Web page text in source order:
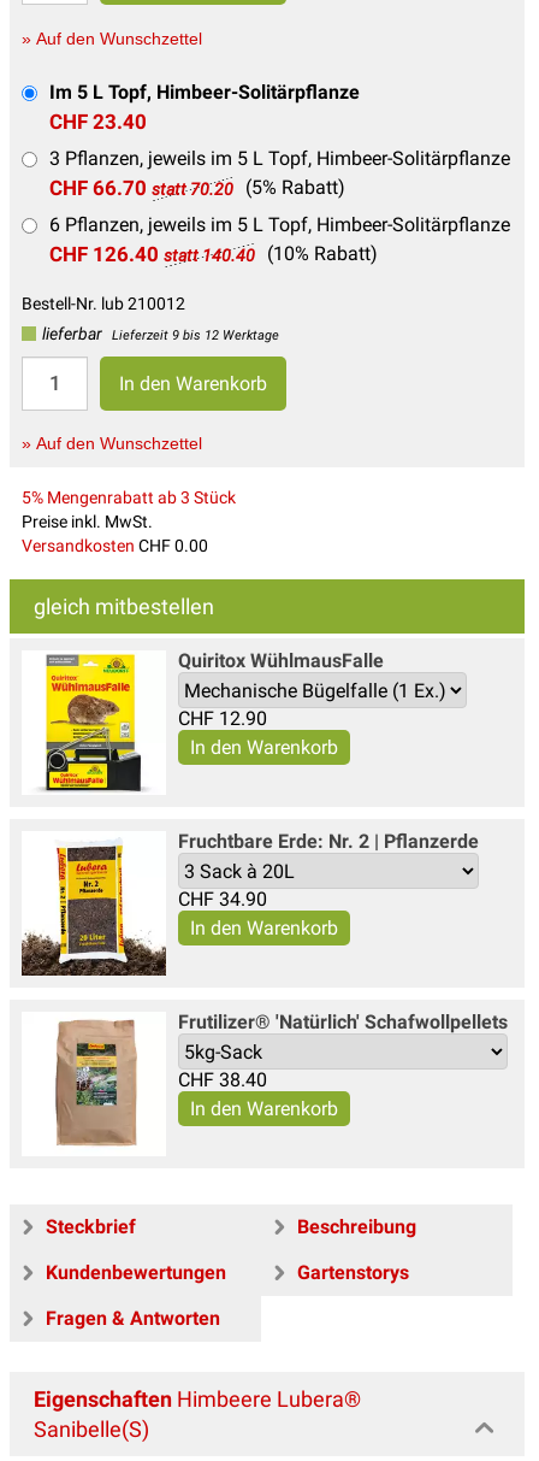
» Auf den Wunschzettel
Im 5 L Topf, Himbeer-Solitärpflanze
CHF 23.40
3 Pflanzen, jeweils im 5 L Topf, Himbeer-Solitärpflanze
CHF 66.70 statt 70.20
(5% Rabatt)
6 Pflanzen, jeweils im 5 L Topf, Himbeer-Solitärpflanze
CHF 126.40 statt 140.40 (10% Rabatt)
Bestell-Nr. lub 210012
lieferbar
Lieferzeit 9 bis 12 Werktage
» Auf den Wunschzettel
5% Mengenrabatt ab 3 Stück
Preise inkl. MwSt.
Versandkosten CHF 0.00
gleich mitbestellen
Quiritox WühlmausFalle
CHF 12.90
Fruchtbare Erde: Nr. 2 | Pflanzerde
CHF 34.90
Frutilizer® 'Natürlich' Schafwollpellets
CHF 38.40
Steckbrief
Beschreibung
Kundenbewertungen
Gartenstorys
Fragen & Antworten
Eigenschaften Himbeere Lubera®
Sanibelle(S)